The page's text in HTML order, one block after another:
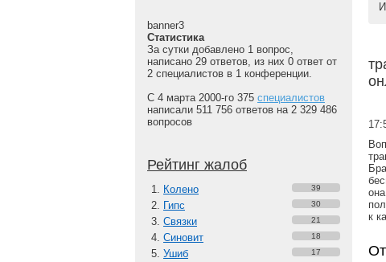
banner3
Статистика
За сутки добавлено 1 вопрос,
написано 29 ответов, из них 0 ответ от
2 специалистов в 1 конференции.
С 4 марта 2000-го 375 специалистов
написали 511 756 ответов на 2 329 486
вопросов
Рейтинг жалоб
Колено 39
Гипс 30
Связки 21
Синовит 18
Ушиб 17
к